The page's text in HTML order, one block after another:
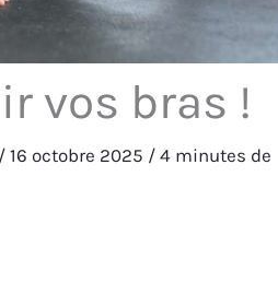
vos bras !
/16 octobre 2025 /4 minutes de